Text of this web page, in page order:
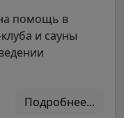
помощь в
и сауны
Подробнее...